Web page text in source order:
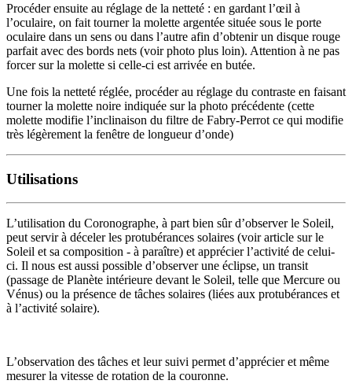
Procéder ensuite au réglage de la netteté : en gardant l’œil à
l’oculaire, on fait tourner la molette argentée située sous le porte
oculaire dans un sens ou dans l’autre afin d’obtenir un disque rouge
parfait avec des bords nets (voir photo plus loin). Attention à ne pas
forcer sur la molette si celle-ci est arrivée en butée.
Une fois la netteté réglée, procéder au réglage du contraste en faisant
tourner la molette noire indiquée sur la photo précédente (cette
molette modifie l’inclinaison du filtre de Fabry-Perrot ce qui modifie
très légèrement la fenêtre de longueur d’onde)
Utilisations
L’utilisation du Coronographe, à part bien sûr d’observer le Soleil,
peut servir à déceler les protubérances solaires (voir article sur le
Soleil et sa composition - à paraître) et apprécier l’activité de celui-
ci. Il nous est aussi possible d’observer une éclipse, un transit
(passage de Planète intérieure devant le Soleil, telle que Mercure ou
Vénus) ou la présence de tâches solaires (liées aux protubérances et
à l’activité solaire).
L’observation des tâches et leur suivi permet d’apprécier et même
mesurer la vitesse de rotation de la couronne.